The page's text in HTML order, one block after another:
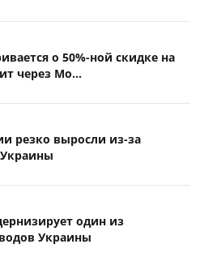
о 50%-ной скидке на
через Мо...
резко выросли из-за
один из
Украины